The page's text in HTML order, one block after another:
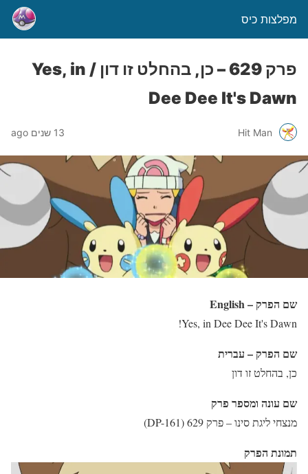
מפלצות כיס
פרק 629 – כן, בהחלט זו דון / Yes, in
Dee Dee It's Dawn
Hit Man 13 שנים ago
שם הפרק – English
Yes, in Dee Dee It's Dawn!
שם הפרק – עברית
כן, בהחלט זו דון
שם עונה ומספר פרק
מנצחי ליגת סינו – פרק 629 (DP-161)
תמונת הפרק